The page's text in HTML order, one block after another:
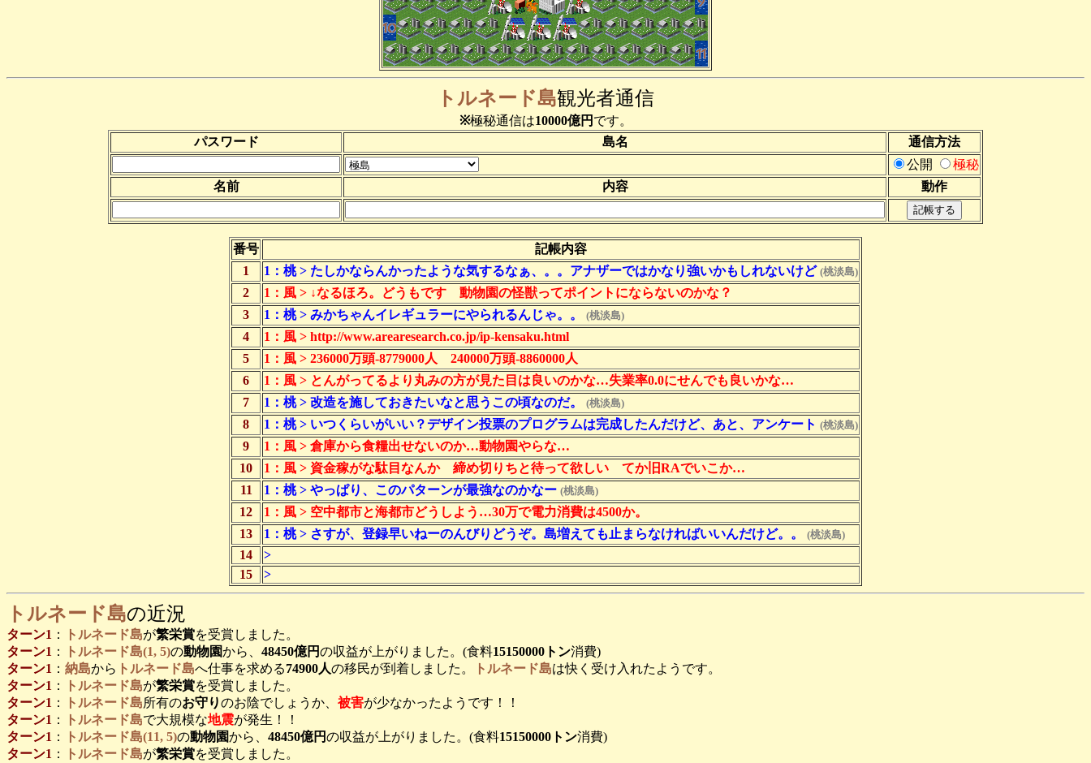
トルネード島観光者通信
※極秘通信は10000億円 です。
パスワード
島名
通信方法
公開
極秘
名前
内容 動作
番号
記帳内容
1
1：桃 > たしかならんかったような気するなぁ、。。アナザーではかなり強いかもしれないけど (桃淡島)
2
1：風 > ↓なるほろ。どうもです 動物園の怪獣ってポイントにならないのかな？
3
1：桃 > みかちゃんイレギュラーにやられるんじゃ。。 (桃淡島)
4
1：風 > http://www.arearesearch.co.jp/ip-kensaku.html
5
1：風 > 236000万頭-8779000人 240000万頭-8860000人
6
1：風 > とんがってるより丸みの方が見た目は良いのかな…失業率0.0にせんでも良いかな…
7
1：桃 > 改造を施しておきたいなと思うこの頃なのだ。 (桃淡島)
8 1：桃 > いつくらいがいい？デザイン投票のプログラムは完成したんだけど、あと、アンケート (桃淡島)
9
1：風 > 倉庫から食糧出せないのか…動物園やらな…
10
1：風 > 資金稼がな駄目なんか 締め切りちと待って欲しい てか旧RAでいこか…
11
1：桃 > やっぱり、このパターンが最強なのかなー (桃淡島)
12
1：風 > 空中都市と海都市どうしよう…30万で電力消費は4500か。
13
1：桃 > さすが、登録早いねーのんびりどうぞ。島増えても止まらなければいいんだけど。。 (桃淡島)
14
>
15
>
トルネード島の近況
ターン1 ： トルネード島が繁栄賞を受賞しました。
ターン1 ： トルネード島(1, 5)の動物園から、 48450億円の収益が上がりました。(食料15150000トン消費)
ターン1 ： 納島から トルネード島へ仕事を求める74900人の移民が到着しました。 トルネード島は快く受け入れたようです。
ターン1 ： トルネード島が繁栄賞を受賞しました。
ターン1 ： トルネード島所有のお守りのお陰でしょうか、 被害が少なかったようです！！
ターン1 ： トルネード島で大規模な地震が発生！！
ターン1 ： トルネード島(11, 5)の動物園から、 48450億円の収益が上がりました。(食料15150000トン消費)
ターン1 ： トルネード島が繁栄賞を受賞しました。